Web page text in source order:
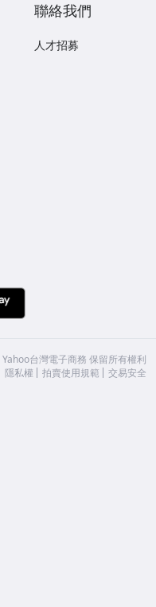
聯絡我們
人才招募
Yahoo台灣電子商務 保留所有權利
隱私權 拍賣使用規範 交易安全